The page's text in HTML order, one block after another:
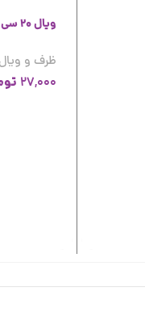
ویال 20 سی سی
ظرف و
27,000